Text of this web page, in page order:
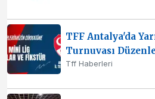
TFF Antalya'da
Turnuvası
Tff Haberleri